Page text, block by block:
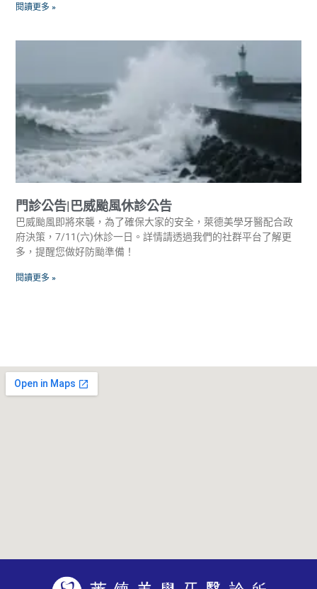
閱讀更多 »
門診公告|巴威颱風休診公告
巴威颱風即將來襲，為了確保大家的安全，萊德美學牙醫配合政
府決策，7/11(六)休診一日。詳情請透過我們的社群平台了解更
多，提醒您做好防颱準備！
閱讀更多 »